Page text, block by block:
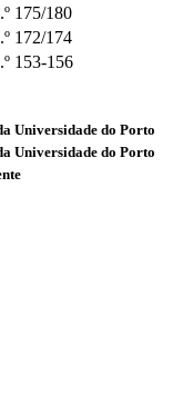
175/180
172/174
153-156
Universidade do Porto
Universidade do Porto